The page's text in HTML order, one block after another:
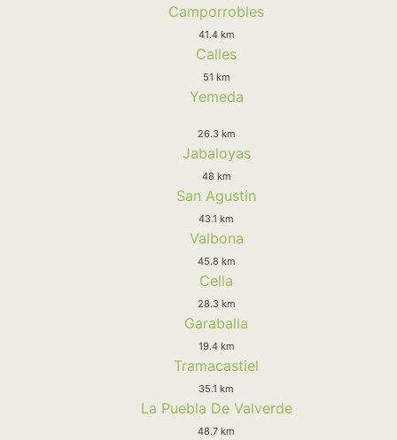
Camporrobles
41.4 km
Calles
51 km
Yemeda
26.3 km
Jabaloyas
48 km
San Agustin
43.1 km
Valbona
45.8 km
Cella
28.3 km
Garaballa
19.4 km
Tramacastiel
35.1 km
La Puebla De Valverde
48.7 km